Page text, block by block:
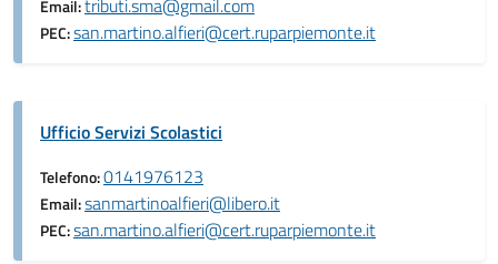
Email:tributi.sma@gmail.com
PEC:san.martino.alfieri@cert.ruparpiemonte.it
Ufficio Servizi Scolastici
Telefono:0141976123
Email:sanmartinoalfieri@libero.it
PEC:san.martino.alfieri@cert.ruparpiemonte.it